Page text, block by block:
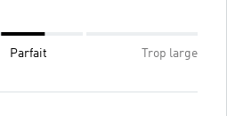
Parfait Trop large